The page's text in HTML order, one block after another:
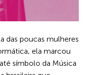
das poucas mulheres
ela marcou
símbolo da Música